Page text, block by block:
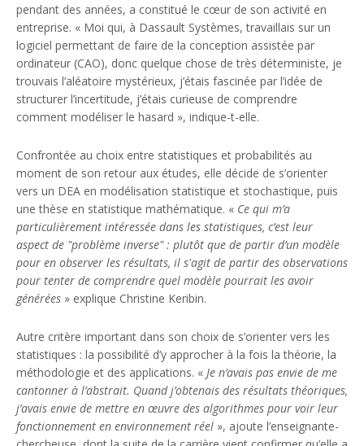
pendant des années, a constitué le cœur de son activité en
entreprise. « Moi qui, à Dassault Systèmes, travaillais sur un
logiciel permettant de faire de la conception assistée par
ordinateur (CAO), donc quelque chose de très déterministe, je
trouvais l’aléatoire mystérieux, j’étais fascinée par l’idée de
structurer l’incertitude, j’étais curieuse de comprendre
comment modéliser le hasard », indique-t-elle.
Confrontée au choix entre statistiques et probabilités au
moment de son retour aux études, elle décide de s’orienter
vers un DEA en modélisation statistique et stochastique, puis
une thèse en statistique mathématique. « Ce qui m’a
particulièrement intéressée dans les statistiques, c’est leur
aspect de "problème inverse" : plutôt que de partir d’un modèle
pour en observer les résultats, il s'agit de partir des observations
pour tenter de comprendre quel modèle pourrait les avoir
générées » explique Christine Keribin.
Autre critère important dans son choix de s’orienter vers les
statistiques : la possibilité d’y approcher à la fois la théorie, la
méthodologie et des applications. « Je n’avais pas envie de me
cantonner à l’abstrait. Quand j’obtenais des résultats théoriques,
j’avais envie de mettre en œuvre des algorithmes pour voir leur
fonctionnement en environnement réel », ajoute l’enseignante-